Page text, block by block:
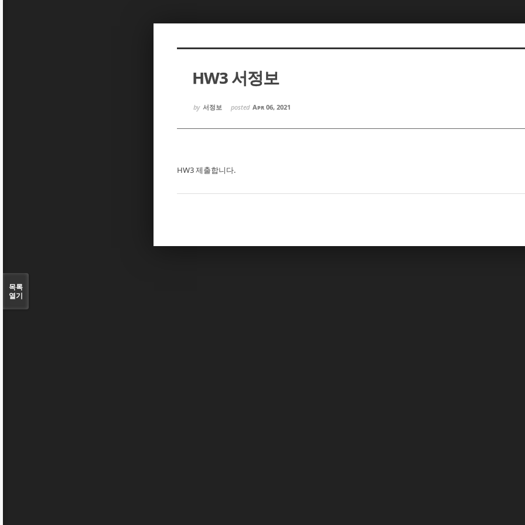
HW3 서정보
by 서정보 posted Apr 06, 2021
HW3 제출합니다.
목록
열기
Sketchbook5, 스케치북5
Sketchbook5, 스케치북5
Sketchbook5, 스케치북5
Sketchbook5, 스케치북5